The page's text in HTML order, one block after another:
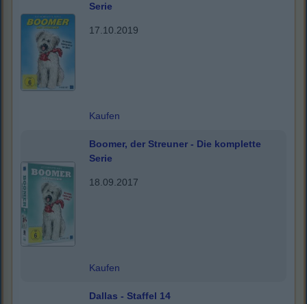
Serie
17.10.2019
Kaufen
Boomer, der Streuner - Die komplette
Serie
18.09.2017
Kaufen
Dallas - Staffel 14